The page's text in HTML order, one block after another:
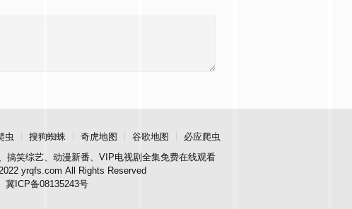
虫 搜狗蜘蛛 奇虎地图 谷歌地图
必应爬虫
搞笑综艺、动漫新番、VIP电视剧全集免费在线观看
yrqfs.com All Rights Reserved
冀ICP备08135243号